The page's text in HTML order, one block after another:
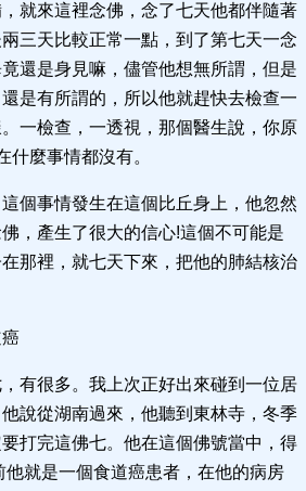
就來這裡念佛，念了七天他都伴隨著
三天比較正常一點，到了第七天一念
還是身見嘛，儘管他想無所謂，但是
是有所謂的，所以他就趕快去檢查一
一檢查，一透視，那個醫生說，你原
什麼事情都沒有。
個事情發生在這個比丘身上，他忽然
，產生了很大的信心!這個不可能是
那裡，就七天下來，把他的肺結核治
有很多。我上次正好出來碰到一位居
說從湖南過來，他聽到東林寺，冬季
打完這佛七。他在這個佛號當中，得
就是一個食道癌患者，在他的病房